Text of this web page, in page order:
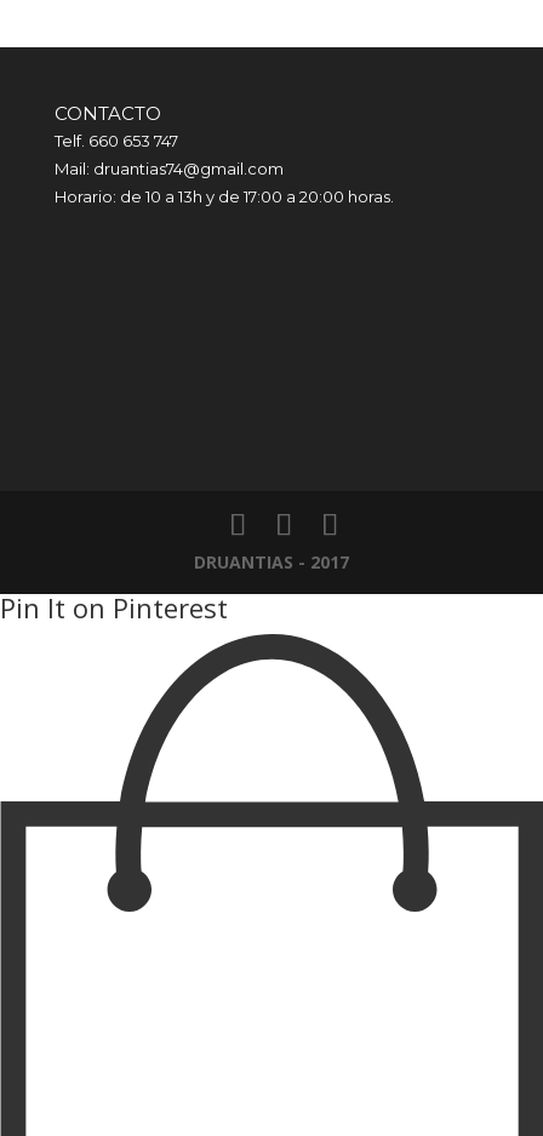
CONTACTO
Telf. 660 653 747
Mail: druantias74@gmail.com
Horario: de 10 a 13h y de 17:00 a 20:00 horas.
DRUANTIAS - 2017
Pin It on Pinterest